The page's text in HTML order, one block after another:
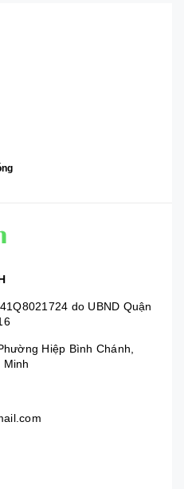
do UBND Quận
Hiệp Bình Chánh,